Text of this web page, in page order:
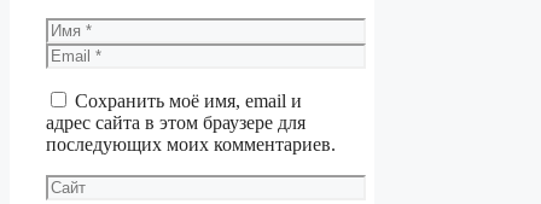
Имя
Email
Сохранить моё имя, email и
адрес сайта в этом браузере для
последующих моих комментариев.
Сайт